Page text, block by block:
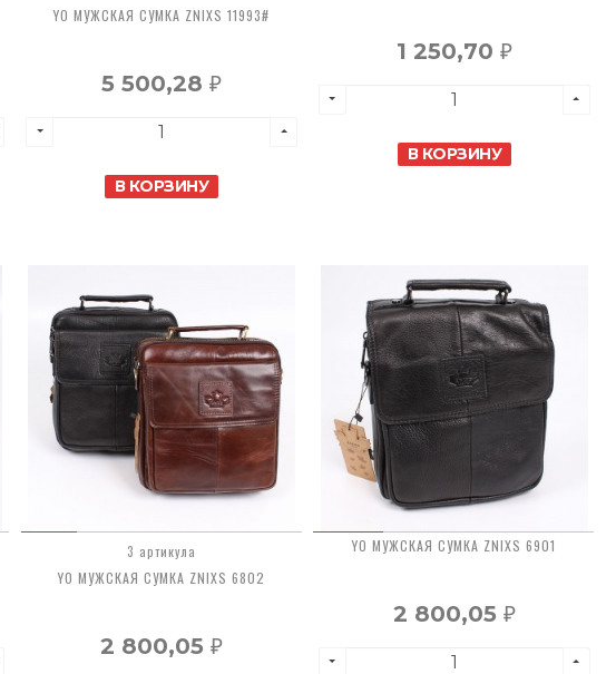
YO МУЖСКАЯ СУМКА ZNIXS 11993#
5 500,28₽
В КОРЗИНУ
1 250,70 ₽
В КОРЗИНУ
3 артикула
YO МУЖСКАЯ СУМКА ZNIXS 6802
2 800,05₽
YO МУЖСКАЯ СУМКА ZNIXS 6901
2 800,05 ₽